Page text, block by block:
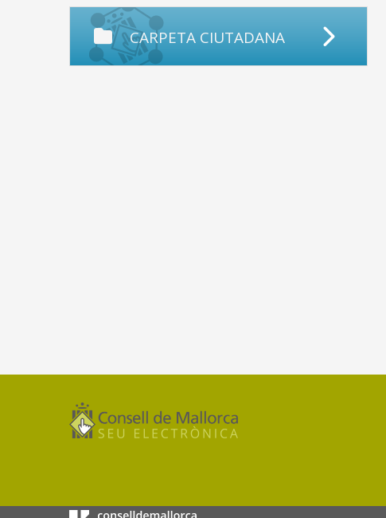
CARPETA CIUTADANA